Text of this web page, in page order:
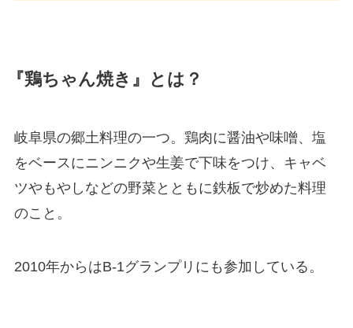
『鶏ちゃん焼き』とは？
岐阜県の郷土料理の一つ。鶏肉に醤油や味噌、塩
をベースにニンニクや生姜で下味をつけ、キャベ
ツやもやしなどの野菜とともに鉄板で炒めた料理
のこと。
2010年からはB-1グランプリにも参加している。